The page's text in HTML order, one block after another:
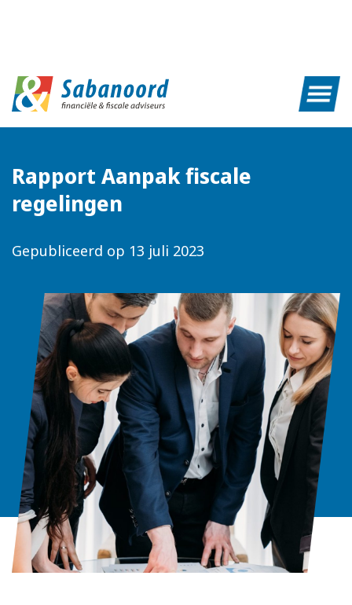
Rapport Aanpak fiscale
regelingen
Gepubliceerd op 13 juli 2023